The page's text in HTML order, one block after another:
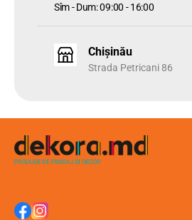
Sîm - Dum: 09:00 - 16:00
Chișinău
Strada Petricani 86